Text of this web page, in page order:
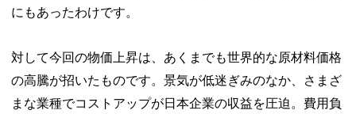
にもあったわけです。
対して今回の物価上昇は、あくまでも世界的な原材料価格
の高騰が招いたものです。景気が低迷ぎみのなか、さまざ
まな業種でコストアップが日本企業の収益を圧迫。費用負